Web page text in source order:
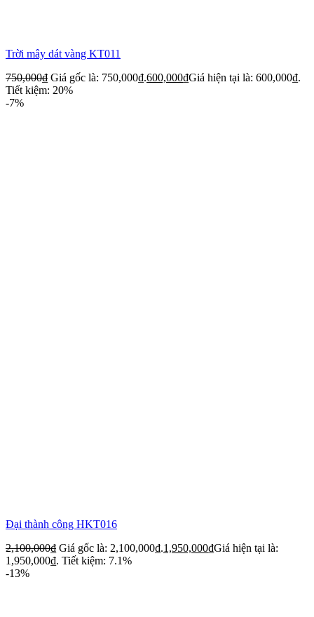
Trời mây dát vàng KT011
750,000₫ Giá gốc là: 750,000₫.600,000₫Giá hiện tại là: 600,000₫.
Tiết kiệm: 20%
-7%
Đại thành công HKT016
2,100,000₫ Giá gốc là: 2,100,000₫.1,950,000₫Giá hiện tại là:
1,950,000₫. Tiết kiệm: 7.1%
-13%